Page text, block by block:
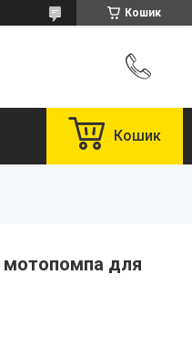
Кошик
Кошик
мотопомпа для